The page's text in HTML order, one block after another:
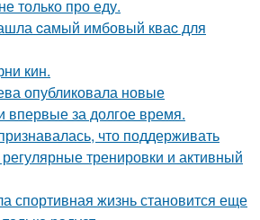
только про еду.
cамый имбовый кваc для
кин.
опубликовала новые
впервые за долгое время.
что поддерживать
тренировки и активный
спортивная жизнь становится еще